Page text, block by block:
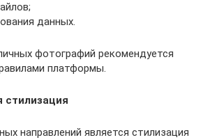
данных.
фотографий рекомендуется
платформы.
стилизация
направлений является стилизация